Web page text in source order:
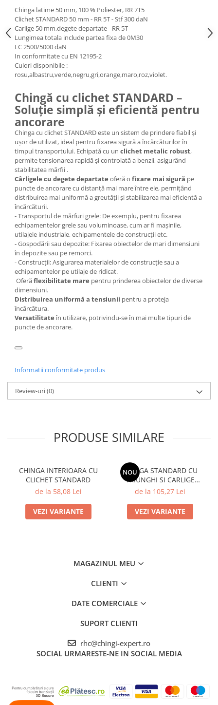
Chinga latime 50 mm, 100 % Poliester, RR 7T5
Clichet STANDARD 50 mm - RR 5T - Stf 300 daN
Carlige 50 mm,degete departate - RR 5T
Lungimea totala include partea fixa de 0M30
LC 2500/5000 daN
In conformitate cu EN 12195-2
Culori disponibile :
rosu,albastru,verde,negru,gri,orange,maro,roz,violet.
Chingă cu clichet STANDARD –
Soluție simplă și eficientă pentru
ancorare
Chinga cu clichet STANDARD este un sistem de prindere fiabil și
ușor de utilizat, ideal pentru fixarea sigură a încărcăturilor în
timpul transportului. Echipată cu un clichet metalic robust,
permite tensionarea rapidă și controlată a benzii, asigurând
stabilitatea mărfii .
Cârligele cu degete departate oferă o fixare mai sigură pe
puncte de ancorare cu distanță mai mare între ele, permițând
distribuirea mai uniformă a greutății și stabilizarea mai eficientă a
încărcăturii.
- Transportul de mărfuri grele: De exemplu, pentru fixarea
echipamentelor grele sau voluminoase, cum ar fi mașinile,
utilajele industriale, echipamentele de construcții etc.
- Gospodării sau depozite: Fixarea obiectelor de mari dimensiuni
în depozite sau pe remorci.
- Construcții: Asigurarea materialelor de construcție sau a
echipamentelor pe utilaje de ridicat.
Oferăflexibilitate mare pentru prinderea obiectelor de diverse
dimensiuni.
Distribuirea uniformă a tensiunii pentru a proteja
încărcătura.
Versatilitateîn utilizare, potrivindu-se în mai multe tipuri de
puncte de ancorare.
Informatii conformitate produs
Review-uri(0)
PRODUSE SIMILARE
CHINGA INTERIOARA CU
CLICHET STANDARD
de la 58,08 Lei
VEZI VARIANTE
NOU
CHINGA STANDARD CU
TRIUNGHI SI CARLIGE
SIGURANTA 5 TONE
de la 105,27 Lei
VEZI VARIANTE
MAGAZINUL MEU
CLIENTI
DATE COMERCIALE
SUPORT CLIENTI
rhc@chingi-expert.ro
SOCIAL URMARESTE-NE IN SOCIAL MEDIA